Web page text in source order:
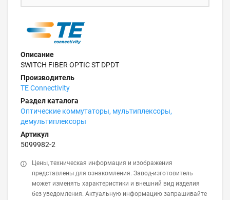
Описание
SWITCH FIBER OPTIC ST DPDT
Производитель
TE Connectivity
Раздел каталога
Оптические коммутаторы, мультиплексоры,
демультиплексоры
Артикул
5099982-2
Цены, техническая информация и изображения
представлены для ознакомления. Завод-изготовитель
может изменять характеристики и внешний вид изделия
без уведомления. Актуальную информацию запрашивайте